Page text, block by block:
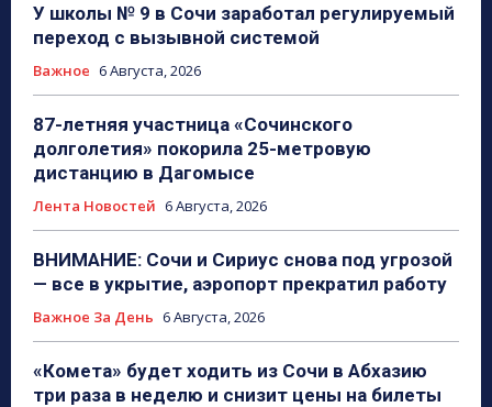
У школы № 9 в Сочи заработал регулируемый
переход с вызывной системой
Важное 6 Августа, 2026
87-летняя участница «Сочинского
долголетия» покорила 25-метровую
дистанцию в Дагомысе
Лента Новостей 6 Августа, 2026
ВНИМАНИЕ: Сочи и Сириус снова под угрозой
— все в укрытие, аэропорт прекратил работу
Важное За День 6 Августа, 2026
«Комета» будет ходить из Сочи в Абхазию
три раза в неделю и снизит цены на билеты